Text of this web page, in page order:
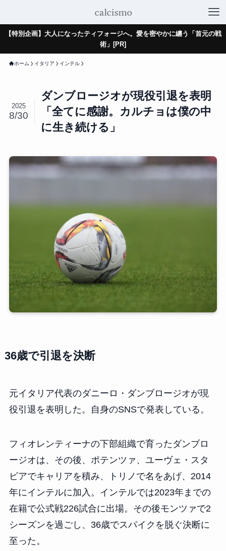
【特別企画】大人になったティフォージへ。愛を密やかに纏う「首元の戦
術」[PR]
ホーム イタリア インテル
ダンブロージオが現役引退を表明
「全てに感謝。カルチョは僕の中
に生き続ける」
2025
8/30
36歳で引退を決断
元イタリア代表のダニーロ・ダンブロージオが現
役引退を表明した。自身のSNSで発表している。
フィオレンティーナの下部組織で育ったダンブロ
ージオは、その後、ポテンツァ、ユーヴェ・スタ
ビアでキャリアを積み、トリノで名をあげ、2014
年にインテルに加入。インテルでは2023年までの
在籍で公式戦226試合に出場。その後モンツァで2
シーズンを過ごし、36歳でスパイクを脱ぐ決断に
至った。